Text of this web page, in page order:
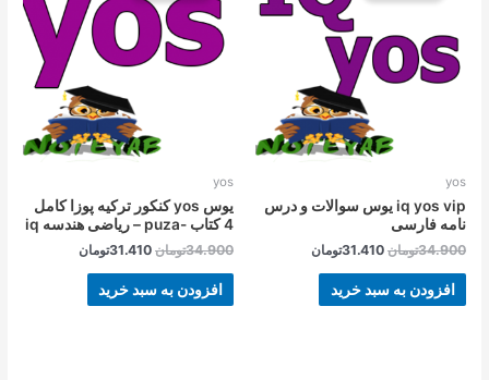
yos
iq yos vip یوس سوالات و درس
نامه فارسی
34.900تومان 31.410تومان
است.
افزودن به سبد خرید
yos
یوس yos کنکور ترکیه پوزا کامل
4 کتاب -puza – ریاضی هندسه iq
34.900تومان
بود.
31.410تومان
است.
افزودن به سبد خرید